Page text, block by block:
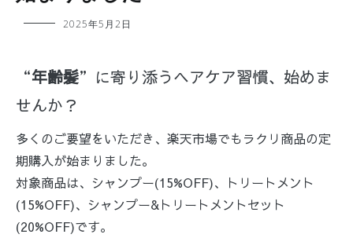
2025年5月2日
“年齢髪”に寄り添うヘアケア習慣、始めま
せんか？
多くのご要望をいただき、楽天市場でもラクリ商品の定
期購入が始まりました。
対象商品は、シャンプー(15%OFF)、トリートメント
(15%OFF)、シャンプー&トリートメントセット
(20%OFF)です。